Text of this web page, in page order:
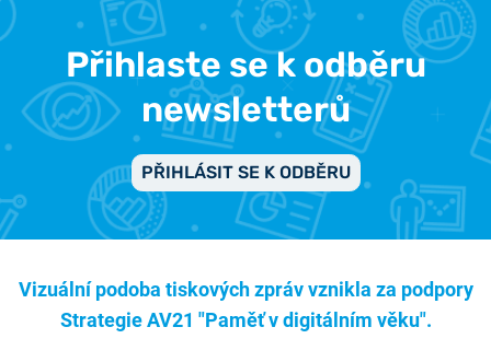
Přihlaste se k odběru
newsletterů
PŘIHLÁSIT SE K ODBĚRU
Vizuální podoba tiskových zpráv vznikla za podpory
Strategie AV21 "Paměť v digitálním věku".